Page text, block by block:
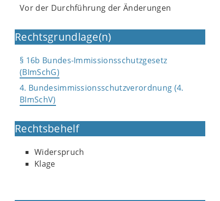
Vor der Durchführung der Änderungen
Rechtsgrundlage(n)
§ 16b Bundes-Immissionsschutzgesetz
(BImSchG)
4. Bundesimmissionsschutzverordnung (4.
BImSchV)
Rechtsbehelf
Widerspruch
Klage